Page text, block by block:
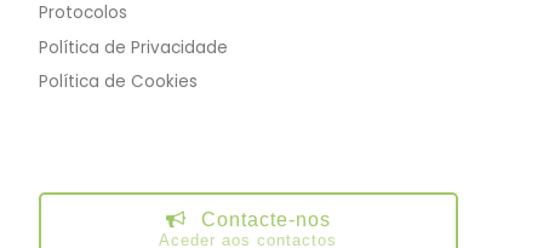
Protocolos
Política de Privacidade
Política de Cookies
Contacte-nos
Aceder aos contactos